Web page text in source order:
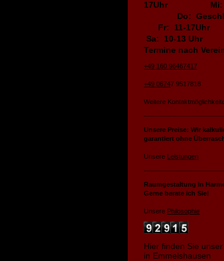
17Uhr Mi:
Do:
Fr: 11-
Sa: 10-13 Uhr
Termine nach
+49 160 96467417
+49 06747 9517818
Weitere
Unsere Preise: Wir
garantiert ohne
Unsere Leistungen
Raumgestaltung in
Gerne berate ich Sie!
Unsere Philosophie
Hier finden Sie
in Emmelshausen